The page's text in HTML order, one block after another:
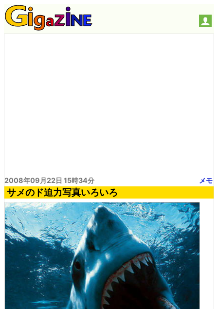
2008年09月22日 15時34分 メモ
サメのド迫力写真いろいろ